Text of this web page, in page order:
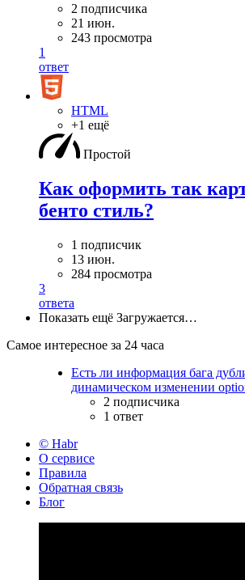
2 подписчика
21 июн.
243 просмотра
1
ответ
HTML
+1 ещё
Простой
Как оформить так
бенто стиль?
1 подписчик
13 июн.
284 просмотра
3
ответа
Показать ещё Загружается…
Самое интересное за 24 часа
Есть ли информация бага
динамическом изменении
2 подписчика
1 ответ
© Habr
О сервисе
Правила
Обратная связь
Блог